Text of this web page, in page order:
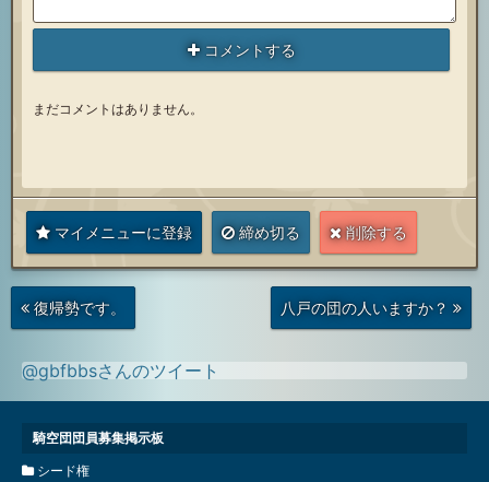
コメントする
まだコメントはありません。
マイメニューに登録 締め切る 削除する
次
の
投
復帰勢です。
前
の
投
八戸の団の人いますか？
@gbfbbsさんのツイート
騎空団団員募集掲示板
シード権